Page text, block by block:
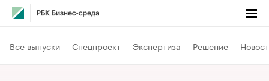
Все выпуски Спецпроект Экспертиза Решение